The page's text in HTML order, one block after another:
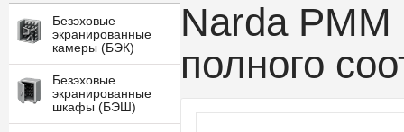
Безэховые
экранированные
камеры (БЭК)
Безэховые
экранированные
шкафы (БЭШ)
Narda
полного